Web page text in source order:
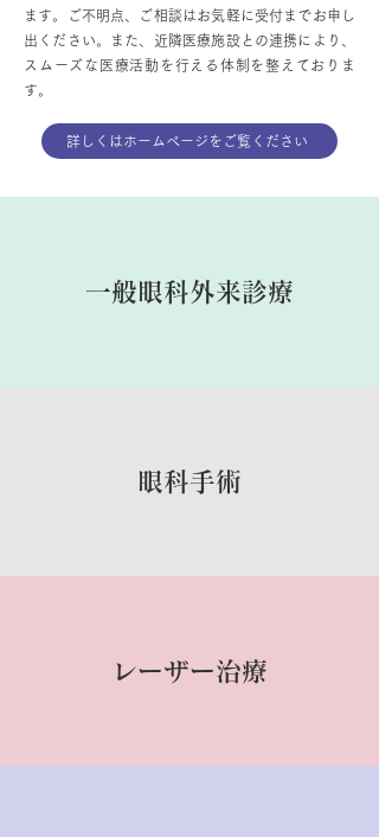
ます。ご不明点、ご相談はお気軽に受付までお申し
出ください。また、近隣医療施設との連携により、
スムーズな医療活動を行える体制を整えておりま
す。
詳しくはホームページをご覧ください
一般眼科外来診療
眼科手術
レーザー治療